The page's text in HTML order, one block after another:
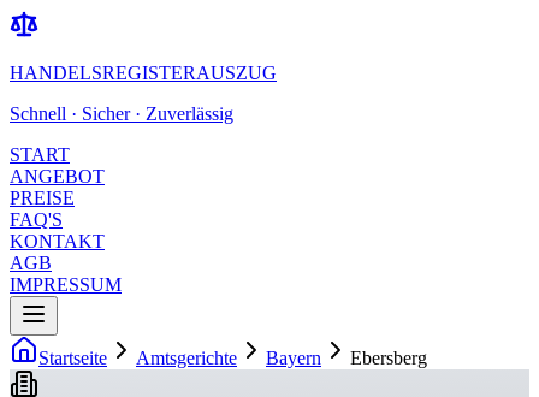
HANDELSREGISTERAUSZUG
Schnell · Sicher · Zuverlässig
START
ANGEBOT
PREISE
FAQ'S
KONTAKT
AGB
IMPRESSUM
Startseite Amtsgerichte Bayern Ebersberg